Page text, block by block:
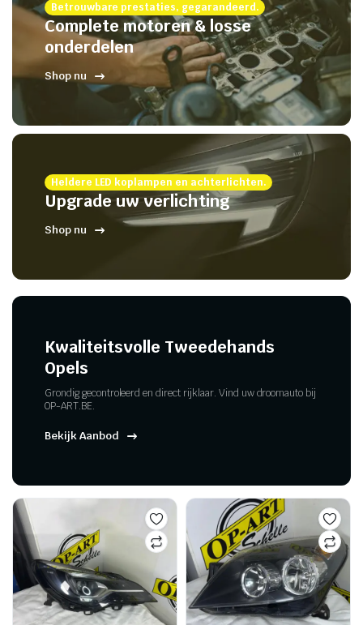
Betrouwbare prestaties, gegarandeerd.
Complete motoren & losse
onderdelen
Shop nu
Heldere LED koplampen en achterlichten.
Upgrade uw verlichting
Shop nu
Kwaliteitsvolle Tweedehands
Opels
Grondig gecontroleerd en direct rijklaar. Vind uw droomauto bij
OP-ART.BE.
Bekijk Aanbod